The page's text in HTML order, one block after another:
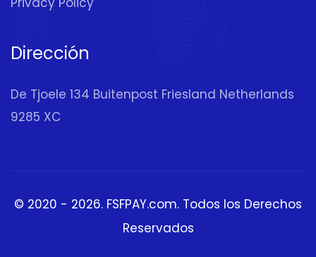
Dirección
De Tjoele 134 Buitenpost Friesland Netherlands
9285 XC
© 2020 - 2026. FSFPAY.com. Todos los Derechos
Reservados